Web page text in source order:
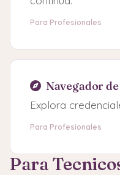
Para Profesionales
Navegador
Explora
Para Profesionales
Para